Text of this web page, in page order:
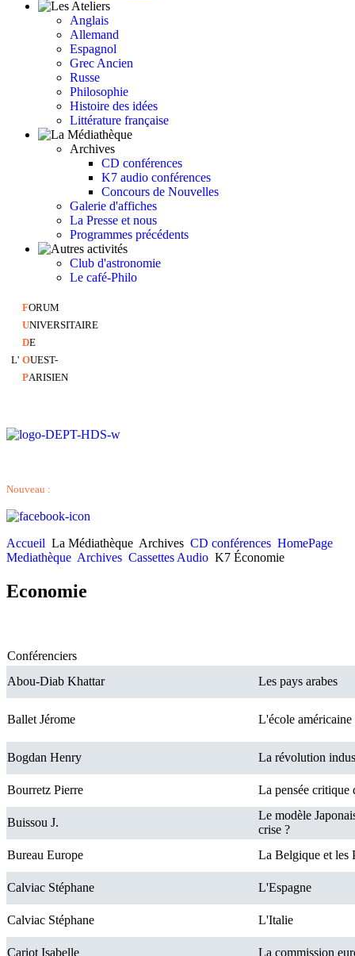
Anglais
Allemand
Espagnol
Grec Ancien
Russe
Philosophie
Histoire des idées
Littérature française
Archives
CD conférences
K7 audio conférences
Concours de Nouvelles
Galerie d'affiches
La Presse et nous
Programmes précédents
Club d'astronomie
Le café-Philo
FORUM
UNIVERSITAIRE
DE
L' OUEST-
PARISIEN
Nouveau :
Accueil La Médiathèque Archives CD conférences HomePage
Mediathèque Archives Cassettes Audio K7 Économie
Economie
Conférenciers
Abou-Diab Khattar
Les pays arabes
Ballet Jérome L'école
Bogdan Henry La révolution
Bourretz Pierre La pensée critique
Buissou J.
Le modèle
crise ?
Bureau Europe
La Belgique et les
Calviac Stéphane L'Espagne
Calviac Stéphane L'Italie
Cariot Isabelle La commission